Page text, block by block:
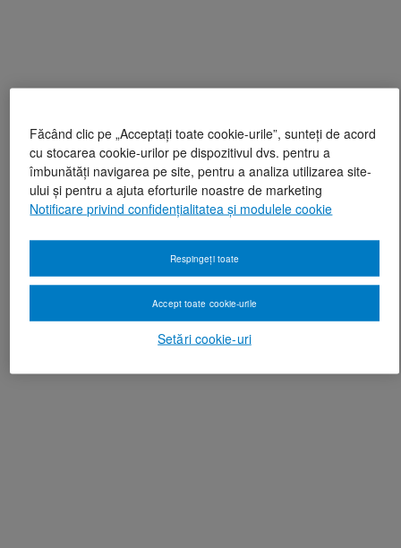
Făcând clic pe „Acceptați toate cookie-urile”, sunteți de acord
cu stocarea cookie-urilor pe dispozitivul dvs. pentru a
îmbunătăți navigarea pe site, pentru a analiza utilizarea site-
ului și pentru a ajuta eforturile noastre de marketing
Notificare privind confidențialitatea și modulele cookie
Setări cookie-uri
Respingeți toate
Accept toate cookie-urile